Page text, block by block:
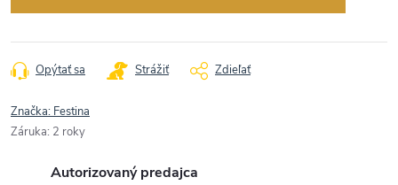
Opýtať sa Strážiť Zdieľať
Značka: Festina
Záruka: 2 roky
Autorizovaný predajca